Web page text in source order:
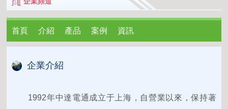
首頁 介紹 產品 案例 資訊
企業介紹
1992年中達電通成立于上海，自營業以來，保持著